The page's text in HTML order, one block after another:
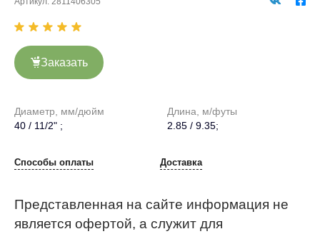
Заказать
Диаметр, мм/дюйм
40 / 11/2" ;
Длина, м/футы
2.85 / 9.35;
Способы оплаты Доставка
Представленная на сайте информация не
является офертой, а служит для